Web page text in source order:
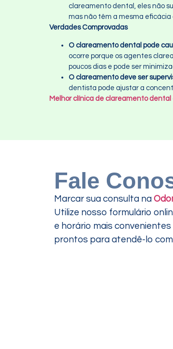
clareamento dental, eles não
mas não têm a mesma eficácia
Verdades Comprovadas
O clareamento dental pode
ocorre porque os agentes
poucos dias e pode ser
O clareamento deve ser
dentista pode ajustar a
Melhor clínica de clareamento dental
Fale
Marcar sua consulta na
Utilize nosso formulário
e horário mais
prontos para atendê-lo com